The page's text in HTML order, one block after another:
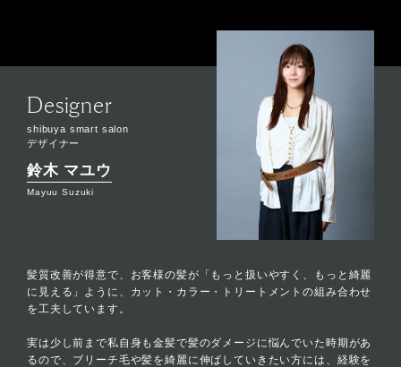
Designer
shibuya smart salon
デザイナー
鈴木 マユウ
Mayuu Suzuki
髪質改善が得意で、お客様の髪が「もっと扱いやすく、もっと綺麗
に見える」ように、カット・カラー・トリートメントの組み合わせ
を工夫しています。
実は少し前まで私自身も金髪で髪のダメージに悩んでいた時期があ
るので、ブリーチ毛や髪を綺麗に伸ばしていきたい方には、経験を